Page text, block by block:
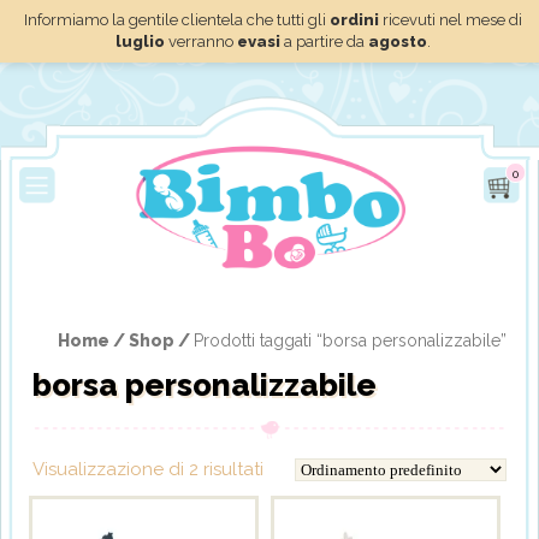
Informiamo la gentile clientela che tutti gli ordini ricevuti nel mese di
luglio verranno evasi a partire da agosto.
0
Home /Shop / Prodotti taggati “borsa personalizzabile”
borsa personalizzabile
Visualizzazione di 2 risultati